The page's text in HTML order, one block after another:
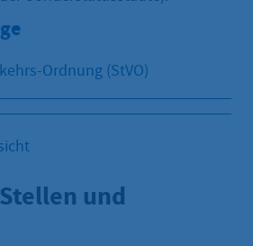
Ordnung (StVO)
und